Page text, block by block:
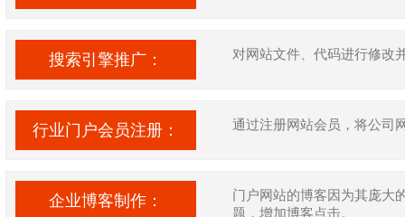
搜索引擎推广： 对网站文件、代码进行修改
行业门户会员注册： 通过注册网站会员，将公司
企业博客制作：
门户网站的博客因为其庞大
题，增加博客点击。